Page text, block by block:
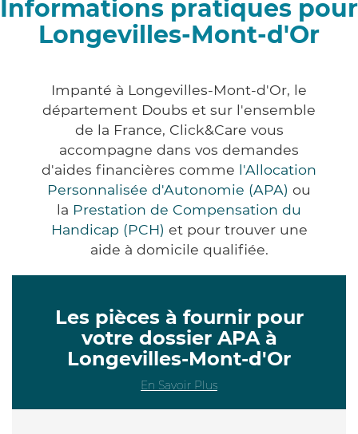
Informations pratiques pour
Longevilles-Mont-d'Or
Impanté à Longevilles-Mont-d'Or, le
département Doubs et sur l'ensemble
de la France, Click&Care vous
accompagne dans vos demandes
d'aides financières comme l'Allocation
Personnalisée d'Autonomie (APA) ou
la Prestation de Compensation du
Handicap (PCH) et pour trouver une
aide à domicile qualifiée.
Les pièces à fournir pour
votre dossier APA à
Longevilles-Mont-d'Or
En Savoir Plus